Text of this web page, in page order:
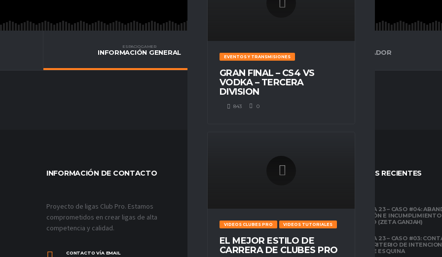
EVENTOS Y TRANSMISIONES
GRAN FINAL – CS4 VS
VODKA – TERCERA
DIVISION
843 0
VIDEOS CLUBES PRO VIDEOS TUTORIALES
EL MEJOR ESTILO DE
CARRERA DE CLUBES PRO
ESPACIO GAMER
INFORMACIÓN GENERAL ESTADÍSTICAS DEL JUGADOR
INFORMACIÓN DE CONTACTO
Proyecto de ligas Club Pro. Estamos
comprometidos en crear ligas de alta
competencia y calidad.
CONTACTO VÍA EMAIL
TUTORIALES
¿QUÉ ES CLUBES
PRO?
ENTRADAS RECIENTES
TEMPORADA 23 – CASO #04:
COMPETICIÓN E INCUMPLIMIENTO
ECONÓMICO (ZETA GANJAH)
TEMPORADA 23 – CASO #03:
EL ÁREA Y CRITERIO DE
EN TIROS DE ESQUINA